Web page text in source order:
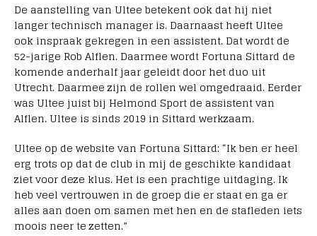
De aanstelling van Ultee betekent ook dat hij niet
langer technisch manager is. Daarnaast heeft Ultee
ook inspraak gekregen in een assistent. Dat wordt de
52-jarige Rob Alflen. Daarmee wordt Fortuna Sittard de
komende anderhalf jaar geleidt door het duo uit
Utrecht. Daarmee zijn de rollen wel omgedraaid. Eerder
was Ultee juist bij Helmond Sport de assistent van
Alflen. Ultee is sinds 2019 in Sittard werkzaam.
Ultee op de website van Fortuna Sittard: “Ik ben er heel
erg trots op dat de club in mij de geschikte kandidaat
ziet voor deze klus. Het is een prachtige uitdaging. Ik
heb veel vertrouwen in de groep die er staat en ga er
alles aan doen om samen met hen en de stafleden iets
moois neer te zetten.”